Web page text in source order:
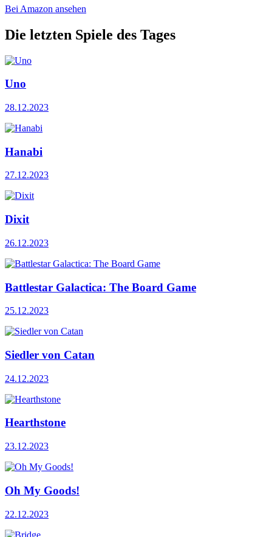
Bei Amazon ansehen
Die letzten Spiele des Tages
Uno
28.12.2023
Hanabi
27.12.2023
Dixit
26.12.2023
Battlestar Galactica: The Board Game
25.12.2023
Siedler von Catan
24.12.2023
Hearthstone
23.12.2023
Oh My Goods!
22.12.2023